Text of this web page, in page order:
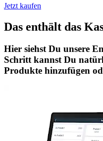
Jetzt kaufen
Das enthält das
Hier siehst Du unsere
Schritt kannst Du
Produkte hinzufügen